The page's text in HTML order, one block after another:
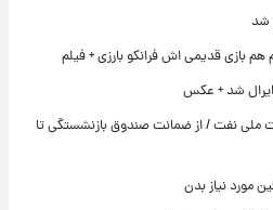
شد
بازی قدیمی اش فرانکو بارزی + فیلم
شد + عکس
نفت / از ضمانت صندوق بازنشستگی تا
نیاز بدن